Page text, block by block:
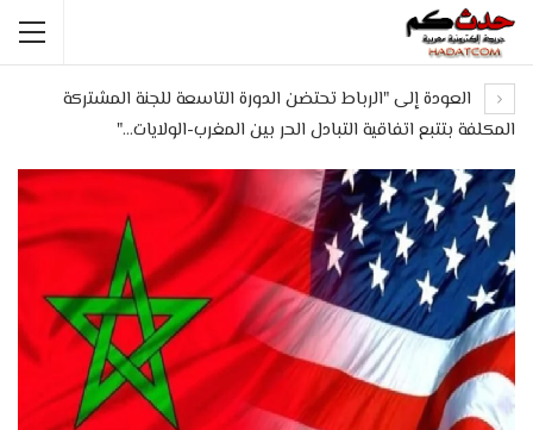
العودة إلى "الرباط تحتضن الدورة التاسعة للجنة المشتركة
المكلفة بتتبع اتفاقية التبادل الحر بين المغرب-الولايات…"